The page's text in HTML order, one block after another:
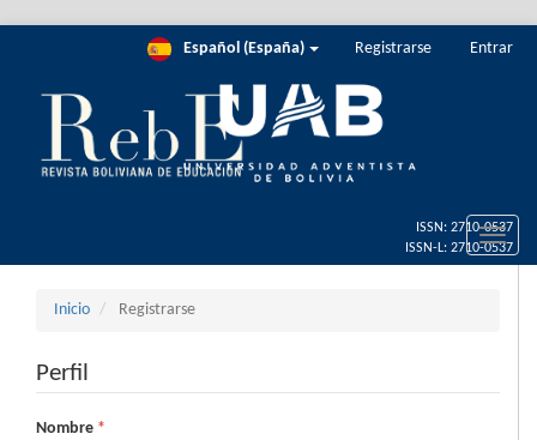
página
Barra
Español (España) Registrarse Entrar
Toggle
Inicio Registrarse
Perfil
Nombre *